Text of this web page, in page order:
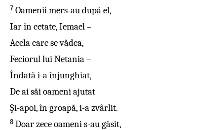
7 Oamenii mers-au după el,
Iar în cetate, Iemael –
Acela care se vădea,
Feciorul lui Netania –
Îndată i-a înjunghiat,
De ai săi oameni ajutat
Şi-apoi, în groapă, i-a zvârlit.
8 Doar zece oameni s-au găsit,